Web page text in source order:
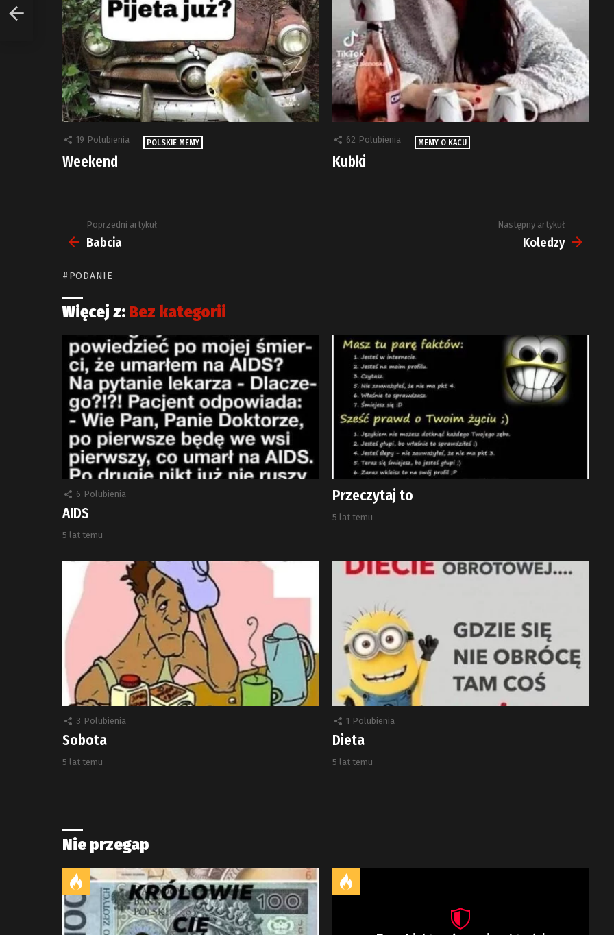
19 Polubienia POLSKIE MEMY
Weekend
62 Polubienia MEMY O KACU
Kubki
Zobacz
więcej
Poprzedni artykuł
Babcia
Następny artykuł
Koledzy
PODANIE
Więcej z: Bez kategorii
6 Polubienia
AIDS
5 lat temu
Przeczytaj to
5 lat temu
3 Polubienia
Sobota
5 lat temu
1 Polubienia
Dieta
5 lat temu
Nie przegap